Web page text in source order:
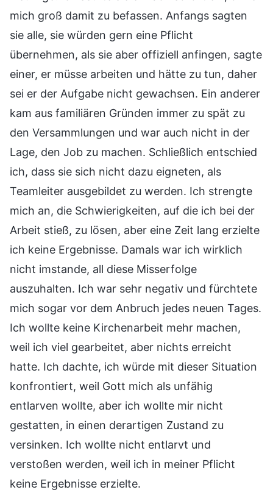
mich groß damit zu befassen. Anfangs sagten
sie alle, sie würden gern eine Pflicht
übernehmen, als sie aber offiziell anfingen, sagte
einer, er müsse arbeiten und hätte zu tun, daher
sei er der Aufgabe nicht gewachsen. Ein anderer
kam aus familiären Gründen immer zu spät zu
den Versammlungen und war auch nicht in der
Lage, den Job zu machen. Schließlich entschied
ich, dass sie sich nicht dazu eigneten, als
Teamleiter ausgebildet zu werden. Ich strengte
mich an, die Schwierigkeiten, auf die ich bei der
Arbeit stieß, zu lösen, aber eine Zeit lang erzielte
ich keine Ergebnisse. Damals war ich wirklich
nicht imstande, all diese Misserfolge
auszuhalten. Ich war sehr negativ und fürchtete
mich sogar vor dem Anbruch jedes neuen Tages.
Ich wollte keine Kirchenarbeit mehr machen,
weil ich viel gearbeitet, aber nichts erreicht
hatte. Ich dachte, ich würde mit dieser Situation
konfrontiert, weil Gott mich als unfähig
entlarven wollte, aber ich wollte mir nicht
gestatten, in einen derartigen Zustand zu
versinken. Ich wollte nicht entlarvt und
verstoßen werden, weil ich in meiner Pflicht
keine Ergebnisse erzielte.